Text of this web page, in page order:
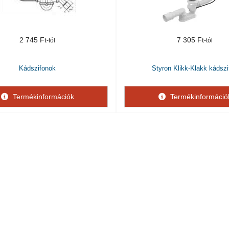
2 745 Ft
Kádszifonok
Termékinformációk
7 305 Ft
Styron Klikk-Klakk